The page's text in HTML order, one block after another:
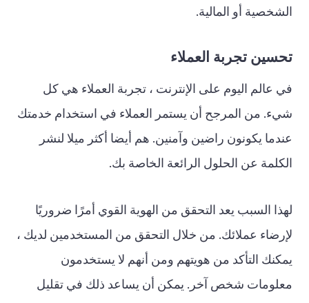
الشخصية أو المالية.
تحسين تجربة العملاء
في عالم اليوم على الإنترنت ، تجربة العملاء هي كل
شيء. من المرجح أن يستمر العملاء في استخدام خدمتك
عندما يكونون راضين وآمنين. هم أيضا أكثر ميلا لنشر
الكلمة عن الحلول الرائعة الخاصة بك.
لهذا السبب يعد التحقق من الهوية القوي أمرًا ضروريًا
لإرضاء عملائك. من خلال التحقق من المستخدمين لديك ،
يمكنك التأكد من هويتهم ومن أنهم لا يستخدمون
معلومات شخص آخر. يمكن أن يساعد ذلك في تقليل